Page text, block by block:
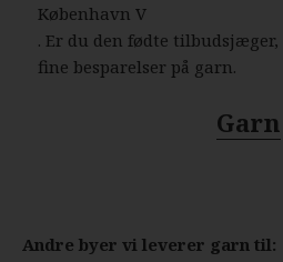
København V
. Er du den fødte tilbudsjæger,
fine besparelser på garn.
Garn
Andre byer vi leverer garn til: